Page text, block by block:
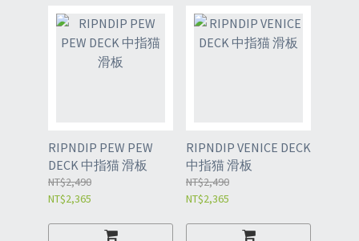
RIPNDIP PEW PEW
DECK 中指猫 滑板
NT$2,490
NT$2,365
RIPNDIP VENICE DECK
中指猫 滑板
NT$2,490
NT$2,365